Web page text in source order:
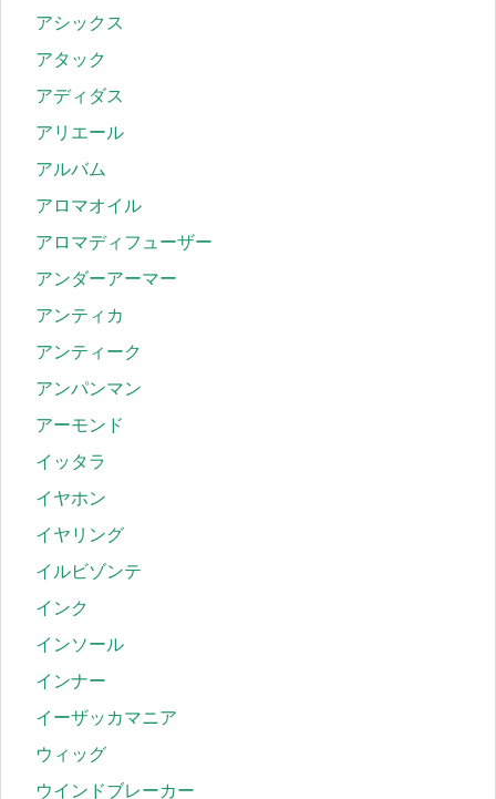
アシックス
アタック
アディダス
アリエール
アルバム
アロマオイル
アロマディフューザー
アンダーアーマー
アンティカ
アンティーク
アンパンマン
アーモンド
イッタラ
イヤホン
イヤリング
イルビゾンテ
インク
インソール
インナー
イーザッカマニア
ウィッグ
ウインドブレーカー